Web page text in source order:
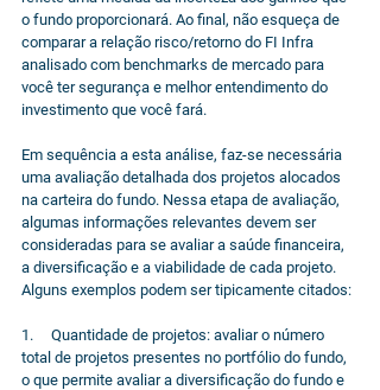
o fundo proporcionará. Ao final, não esqueça de
comparar a relação risco/retorno do FI Infra
analisado com benchmarks de mercado para
você ter segurança e melhor entendimento do
investimento que você fará.
Em sequência a esta análise, faz-se necessária
uma avaliação detalhada dos projetos alocados
na carteira do fundo. Nessa etapa de avaliação,
algumas informações relevantes devem ser
consideradas para se avaliar a saúde financeira,
a diversificação e a viabilidade de cada projeto.
Alguns exemplos podem ser tipicamente citados:
1.     Quantidade de projetos: avaliar o número
total de projetos presentes no portfólio do fundo,
o que permite avaliar a diversificação do fundo e